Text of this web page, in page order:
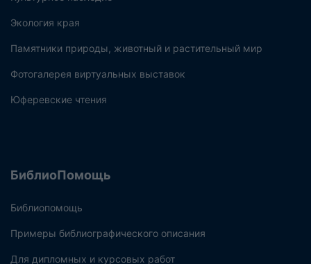
Экология края
Памятники природы, животный и растительный мир
Фотогалерея виртуальных выставок
Юферевские чтения
БиблиоПомощь
Библиопомощь
Примеры библиографического описания
Для дипломных и курсовых работ